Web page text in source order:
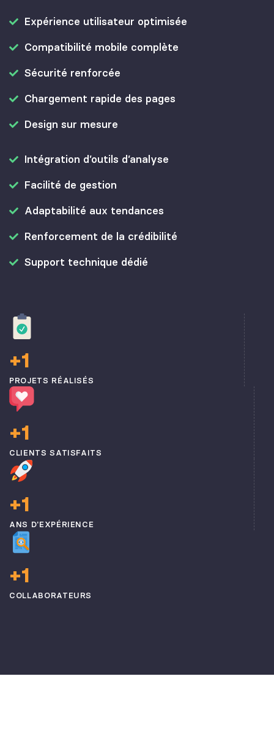
Expérience utilisateur optimisée
Compatibilité mobile complète
Sécurité renforcée
Chargement rapide des pages
Design sur mesure
Intégration d’outils d’analyse
Facilité de gestion
Adaptabilité aux tendances
Renforcement de la crédibilité
Support technique dédié
+1
PROJETS RÉALISÉS
+1
CLIENTS SATISFAITS
+1
ANS D'EXPÉRIENCE
+1
COLLABORATEURS